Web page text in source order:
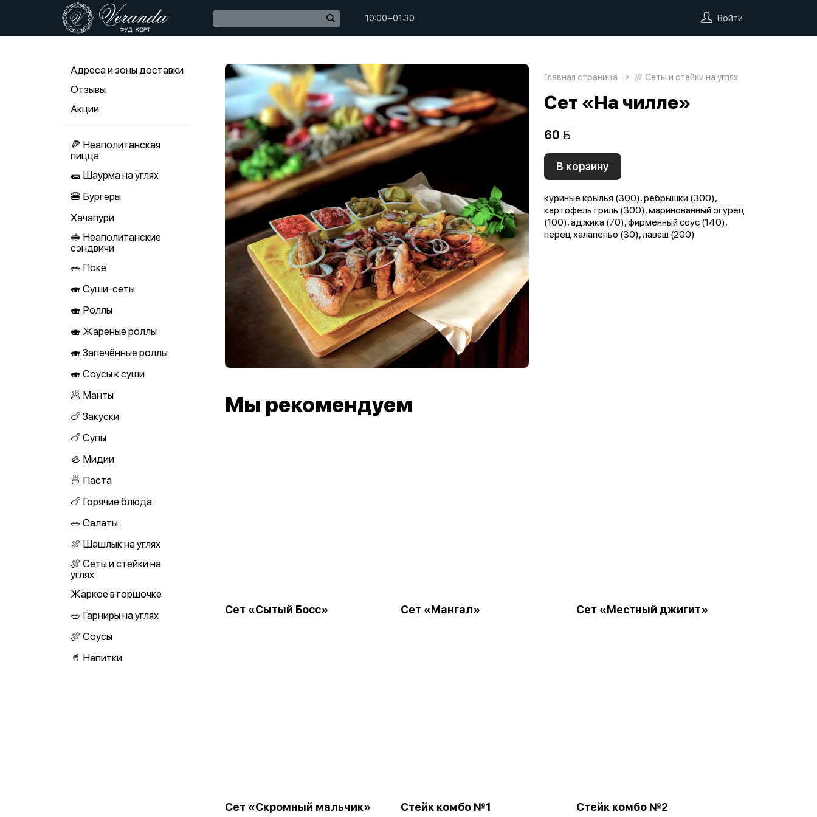
10:00−01:30 Войти
Адреса и зоны доставки
Отзывы
Акции
🍕 Неаполитанская
пицца
🌯 Шаурма на углях
🍔 Бургеры
Хачапури
🥪 Неаполитанские
сэндвичи
🥗 Поке
🍣 Суши-сеты
🍣 Роллы
🍣 Жареные роллы
🍣 Запечённые роллы
🍣 Соусы к суши
🥟 Манты
🍗 Закуски
🍗 Супы
🦪 Мидии
🍜 Паста
🍗 Горячие блюда
🥗 Салаты
🍖 Шашлык на углях
🍖 Сеты и стейки на
углях
Жаркое в горшочке
🥗 Гарниры на углях
🍖 Соусы
🥤 Напитки
Главная страница 🍖 Сеты и стейки на углях
Сет «На чилле»
60 
В корзину
куриные крылья (300), рёбрышки (300),
картофель гриль (300), маринованный огурец
(100), аджика (70), фирменный соус (140),
перец халапеньо (30), лаваш (200)
Мы рекомендуем
Сет «Сытый Босс» Сет «Мангал» Сет «Местный джигит»
Сет «Скромный мальчик» Стейк комбо №1 Стейк комбо №2